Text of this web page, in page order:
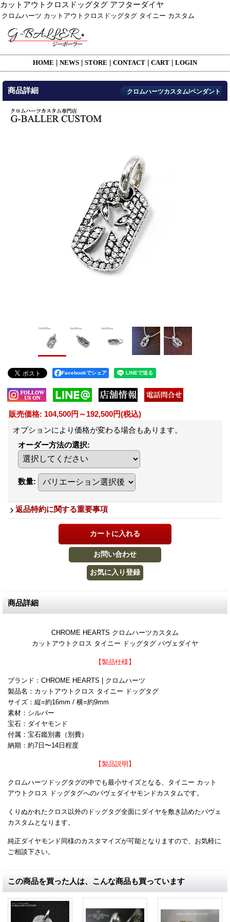
カットアウトクロスドッグタグ アフターダイヤ
クロムハーツ カットアウトクロスドッグタグ タイニー カスタム
HOME NEWS STORE CONTACT CART LOGIN
商品詳細 クロムハーツカスタム/ペンダント
Facebookでシェア
販売価格: 104,500円～192,500円(税込)
オプションにより価格が変わる場合もあります。
オーダー方法の選択:
数量:
返品特約に関する重要事項
商品詳細
CHROME HEARTS クロムハーツカスタム
カットアウトクロス タイニー ドッグタグ パヴェダイヤ
【製品仕様】
ブランド：CHROME HEARTS | クロムハーツ
製品名：カットアウトクロス タイニー ドッグタグ
サイズ：縦=約16mm / 横=約9mm
素材：シルバー
宝石：ダイヤモンド
付属：宝石鑑別書（別費）
納期：約7日〜14日程度
【製品説明】
クロムハーツドッグタグの中でも最小サイズとなる、タイニー カット
アウトクロス ドッグタグへのパヴェダイヤモンドカスタムです。
くりぬかれたクロス以外のドッグタグ全面にダイヤを敷き詰めたパヴェ
カスタムとなります。
純正ダイヤモンド同様のカスタマイズが可能となりますので、お気軽に
ご相談下さい。
この商品を買った人は、こんな商品も買っています